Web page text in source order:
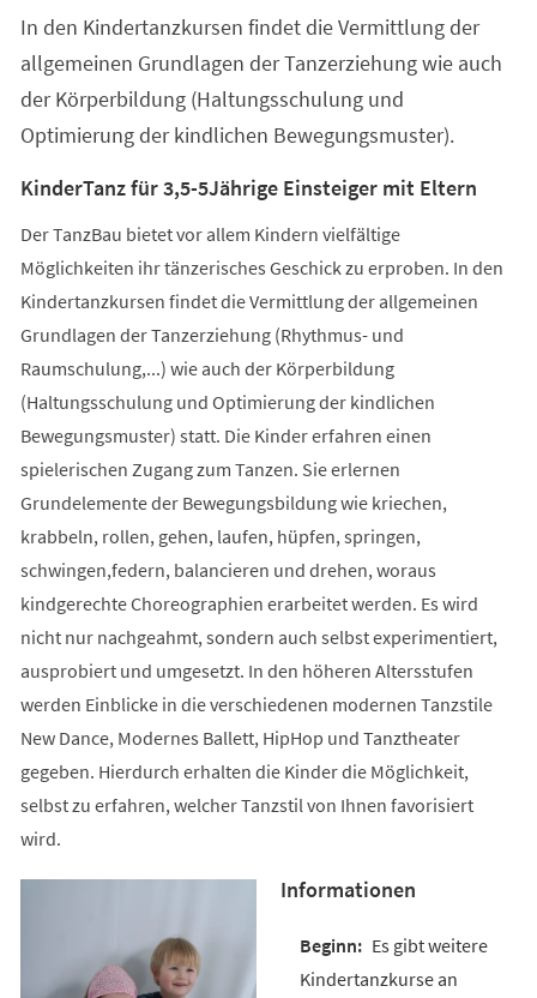
In den Kindertanzkursen findet die Vermittlung der
allgemeinen Grundlagen der Tanzerziehung wie auch
der Körperbildung (Haltungsschulung und
Optimierung der kindlichen Bewegungsmuster).
KinderTanz für 3,5-5Jährige Einsteiger mit Eltern
Der TanzBau bietet vor allem Kindern vielfältige
Möglichkeiten ihr tänzerisches Geschick zu erproben. In den
Kindertanzkursen findet die Vermittlung der allgemeinen
Grundlagen der Tanzerziehung (Rhythmus- und
Raumschulung,...) wie auch der Körperbildung
(Haltungsschulung und Optimierung der kindlichen
Bewegungsmuster) statt. Die Kinder erfahren einen
spielerischen Zugang zum Tanzen. Sie erlernen
Grundelemente der Bewegungsbildung wie kriechen,
krabbeln, rollen, gehen, laufen, hüpfen, springen,
schwingen,federn, balancieren und drehen, woraus
kindgerechte Choreographien erarbeitet werden. Es wird
nicht nur nachgeahmt, sondern auch selbst experimentiert,
ausprobiert und umgesetzt. In den höheren Altersstufen
werden Einblicke in die verschiedenen modernen Tanzstile
New Dance, Modernes Ballett, HipHop und Tanztheater
gegeben. Hierdurch erhalten die Kinder die Möglichkeit,
selbst zu erfahren, welcher Tanzstil von Ihnen favorisiert
wird.
Informationen
Es gibt weitere
Kindertanzkurse an